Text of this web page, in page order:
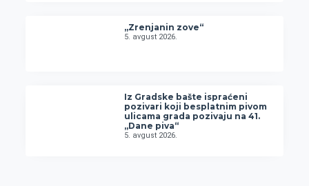
„Zrenjanin zove“
5. avgust 2026.
Iz Gradske bašte ispraćeni
pozivari koji besplatnim pivom
ulicama grada pozivaju na 41.
„Dane piva“
5. avgust 2026.